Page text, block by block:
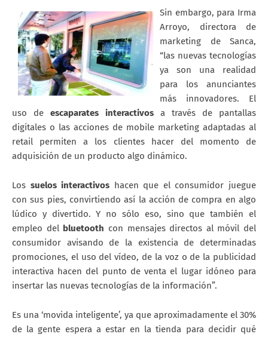
Sin embargo, para Irma
Arroyo, directora de
marketing de Sanca,
“las nuevas tecnologías
ya son una realidad
para los anunciantes
más innovadores. El
uso de escaparates interactivos a través de pantallas
digitales o las acciones de mobile marketing adaptadas al
retail permiten a los clientes hacer del momento de
adquisición de un producto algo dinámico.
Los suelos interactivos hacen que el consumidor juegue
con sus pies, convirtiendo así la acción de compra en algo
lúdico y divertido. Y no sólo eso, sino que también el
empleo del bluetooth con mensajes directos al móvil del
consumidor avisando de la existencia de determinadas
promociones, el uso del vídeo, de la voz o de la publicidad
interactiva hacen del punto de venta el lugar idóneo para
insertar las nuevas tecnologías de la información”.
Es una ‘movida inteligente’, ya que aproximadamente el 30%
de la gente espera a estar en la tienda para decidir qué